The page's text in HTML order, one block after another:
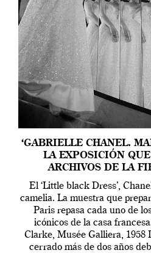
‘GABRIELLE CHANEL.
LA EXPOSICIÓN
ARCHIVOS DE LA
El ‘Little black Dress’,
camelia. La muestra que
Paris repasa cada uno de
icónicos de la casa
Clarke, Musée Galliera, 1958
cerrado más de dos años